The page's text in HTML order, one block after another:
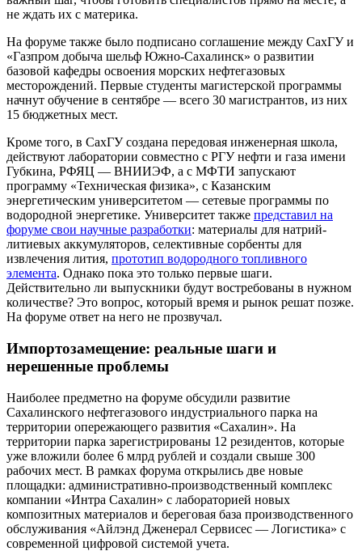
не ждать их с материка.
На форуме также было подписано соглашение между СахГУ и
«Газпром добыча шельф Южно-Сахалинск» о развитии
базовой кафедры освоения морских нефтегазовых
месторождений. Первые студенты магистерской программы
начнут обучение в сентябре — всего 30 магистрантов, из них
15 бюджетных мест.
Кроме того, в СахГУ создана передовая инженерная школа,
действуют лаборатории совместно с РГУ нефти и газа имени
Губкина, РФЯЦ — ВНИИЭФ, а с МФТИ запускают
программу «Техническая физика», с Казанским
энергетическим университетом — сетевые программы по
водородной энергетике. Университет также представил на
форуме свои научные разработки: материалы для натрий-
литиевых аккумуляторов, селективные сорбенты для
извлечения лития, прототип водородного топливного
элемента. Однако пока это только первые шаги.
Действительно ли выпускники будут востребованы в нужном
количестве? Это вопрос, который время и рынок решат позже.
На форуме ответ на него не прозвучал.
Импортозамещение: реальные шаги и
нерешенные проблемы
Наиболее предметно на форуме обсудили развитие
Сахалинского нефтегазового индустриального парка на
территории опережающего развития «Сахалин». На
территории парка зарегистрированы 12 резидентов, которые
уже вложили более 6 млрд рублей и создали свыше 300
рабочих мест. В рамках форума открылись две новые
площадки: административно-производственный комплекс
компании «Интра Сахалин» с лабораторией новых
композитных материалов и береговая база производственного
обслуживания «Айлэнд Дженерал Сервисес — Логистика» с
современной цифровой системой учета.